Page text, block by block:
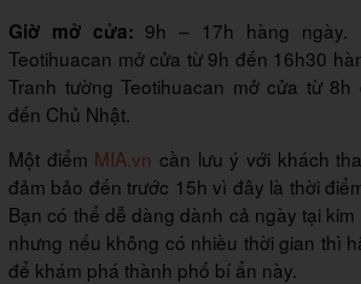
Giờ mở cửa: 9h – 17h hàng ngày.
Teotihuacan mở cửa từ 9h đến 16h30
Tranh tường Teotihuacan mở cửa từ
đến Chủ Nhật.
Một điểm MIA.vn cần lưu ý với khách
đảm bảo đến trước 15h vì đây là thời
Bạn có thể dễ dàng dành cả ngày tại
nhưng nếu không có nhiều thời gian thì
để khám phá thành phố bí ẩn này.